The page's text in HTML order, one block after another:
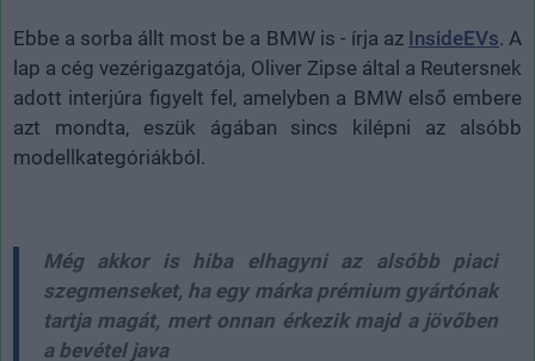
Ebbe a sorba állt most be a BMW is - írja az InsideEVs. A
lap a cég vezérigazgatója, Oliver Zipse által a Reutersnek
adott interjúra figyelt fel, amelyben a BMW első embere
azt mondta, eszük ágában sincs kilépni az alsóbb
modellkategóriákból.
Még akkor is hiba elhagyni az alsóbb piaci
szegmenseket, ha egy márka prémium gyártónak
tartja magát, mert onnan érkezik majd a jövőben
a bevétel java